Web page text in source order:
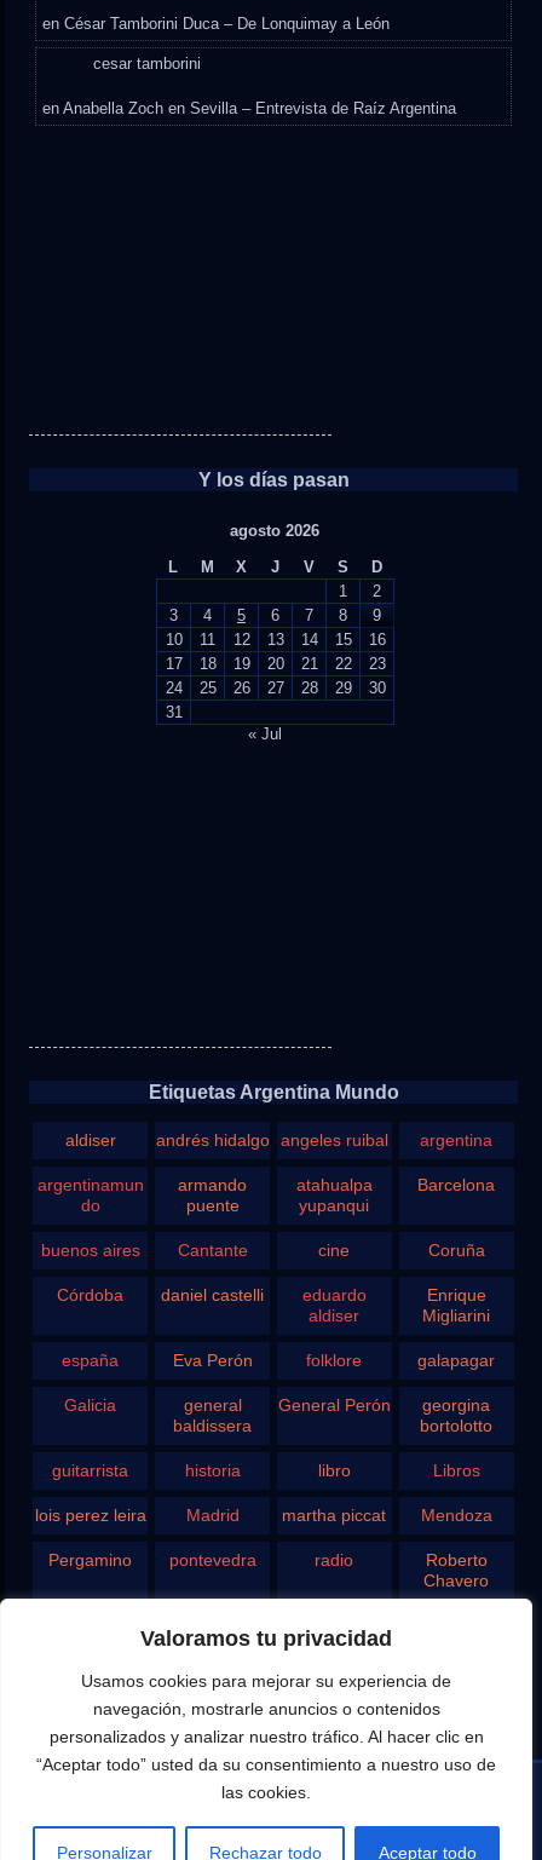
Valoramos tu privacidad
Usamos cookies para mejorar su experiencia de
navegación, mostrarle anuncios o contenidos
personalizados y analizar nuestro tráfico. Al hacer clic en
“Aceptar todo” usted da su consentimiento a nuestro uso de
las cookies.
Personalizar Rechazar todo Aceptar todo
enCésar Tamborini Duca – De Lonquimay a León
cesar tamborini
enAnabella Zoch en Sevilla – Entrevista de Raíz Argentina
Y los días pasan
agosto 2026
L
M X J V S
D
1
2
3
4 5 6 7 8
9
10
11 12 13 14 15
16
17
18 19 20 21 22
23
24
25 26 27 28 29
30
31
« Jul
Etiquetas Argentina Mundo
aldiser andrés hidalgo angeles ruibal argentina
argentinamun
do
armando
puente
atahualpa
yupanqui
Barcelona
buenos aires Cantante cine Coruña
Córdoba daniel castelli
eduardo
aldiser
Enrique
Migliarini
españa Eva Perón folklore galapagar
Galicia
general
baldissera
General Perón
georgina
bortolotto
guitarrista historia libro Libros
lois perez leira Madrid martha piccat Mendoza
Pergamino pontevedra radio
Roberto
Chavero
san juan
Tango teatro television vigo
yupanqui